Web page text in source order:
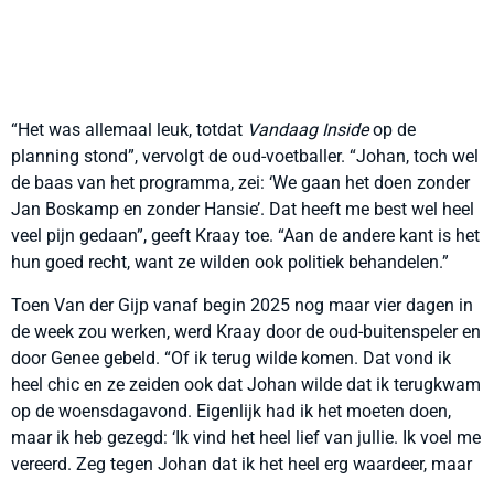
“Het was allemaal leuk, totdat Vandaag Insideop de
planning stond”, vervolgt de oud-voetballer. “Johan, toch wel
de baas van het programma, zei: ‘We gaan het doen zonder
Jan Boskamp en zonder Hansie’. Dat heeft me best wel heel
veel pijn gedaan”, geeft Kraay toe. “Aan de andere kant is het
hun goed recht, want ze wilden ook politiek behandelen.”
Toen Van der Gijp vanaf begin 2025 nog maar vier dagen in
de week zou werken, werd Kraay door de oud-buitenspeler en
door Genee gebeld. “Of ik terug wilde komen. Dat vond ik
heel chic en ze zeiden ook dat Johan wilde dat ik terugkwam
op de woensdagavond. Eigenlijk had ik het moeten doen,
maar ik heb gezegd: ‘Ik vind het heel lief van jullie. Ik voel me
vereerd. Zeg tegen Johan dat ik het heel erg waardeer, maar